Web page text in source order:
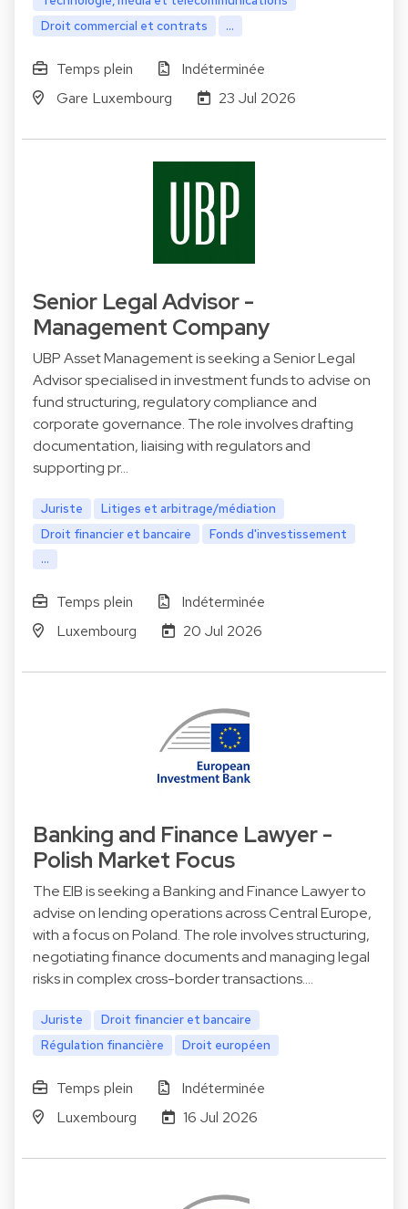
Droit commercial et contrats
...
Temps plein
Indéterminée
Gare Luxembourg
23 Jul 2026
Senior Legal Advisor -
Management Company
UBP Asset Management is seeking a Senior Legal
Advisor specialised in investment funds to advise on
fund structuring, regulatory compliance and
corporate governance. The role involves drafting
documentation, liaising with regulators and
supporting pr…
Juriste
Litiges et arbitrage/médiation
Droit financier et bancaire
Fonds d'investissement
...
Temps plein
Indéterminée
Luxembourg
20 Jul 2026
Banking and Finance Lawyer -
Polish Market Focus
The EIB is seeking a Banking and Finance Lawyer to
advise on lending operations across Central Europe,
with a focus on Poland. The role involves structuring,
negotiating finance documents and managing legal
risks in complex cross-border transactions.…
Juriste
Droit financier et bancaire
Régulation financière
Droit européen
Temps plein
Indéterminée
Luxembourg
16 Jul 2026